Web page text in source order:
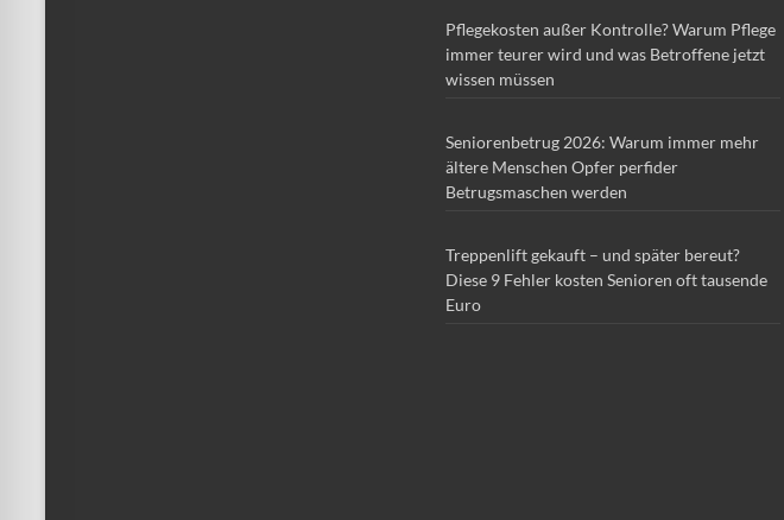
Pflegekosten außer Kontrolle? Warum Pflege
immer teurer wird und was Betroffene jetzt
wissen müssen
Seniorenbetrug 2026: Warum immer mehr
ältere Menschen Opfer perfider
Betrugsmaschen werden
Treppenlift gekauft – und später bereut?
Diese 9 Fehler kosten Senioren oft tausende
Euro